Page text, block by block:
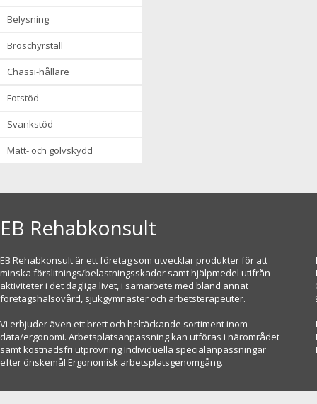
belysning
broschyrställ
chassi-hållare
fotstöd
svankstöd
matt- och golvskydd
EB Rehabkonsult
EB Rehabkonsult är ett företag som utvecklar produkter för att
minska förslitnings/belastningsskador samt hjälpmedel utifrån
aktiviteter i det dagliga livet, i samarbete med bland annat
företagshälsovård, sjukgymnaster och arbetsterapeuter.
Vi erbjuder även ett brett och heltäckande sortiment inom
data/ergonomi. Arbetsplatsanpassning kan utföras i närområdet
samt kostnadsfri utprovning Individuella specialanpassningar
efter önskemål Ergonomisk arbetsplatsgenomgång.